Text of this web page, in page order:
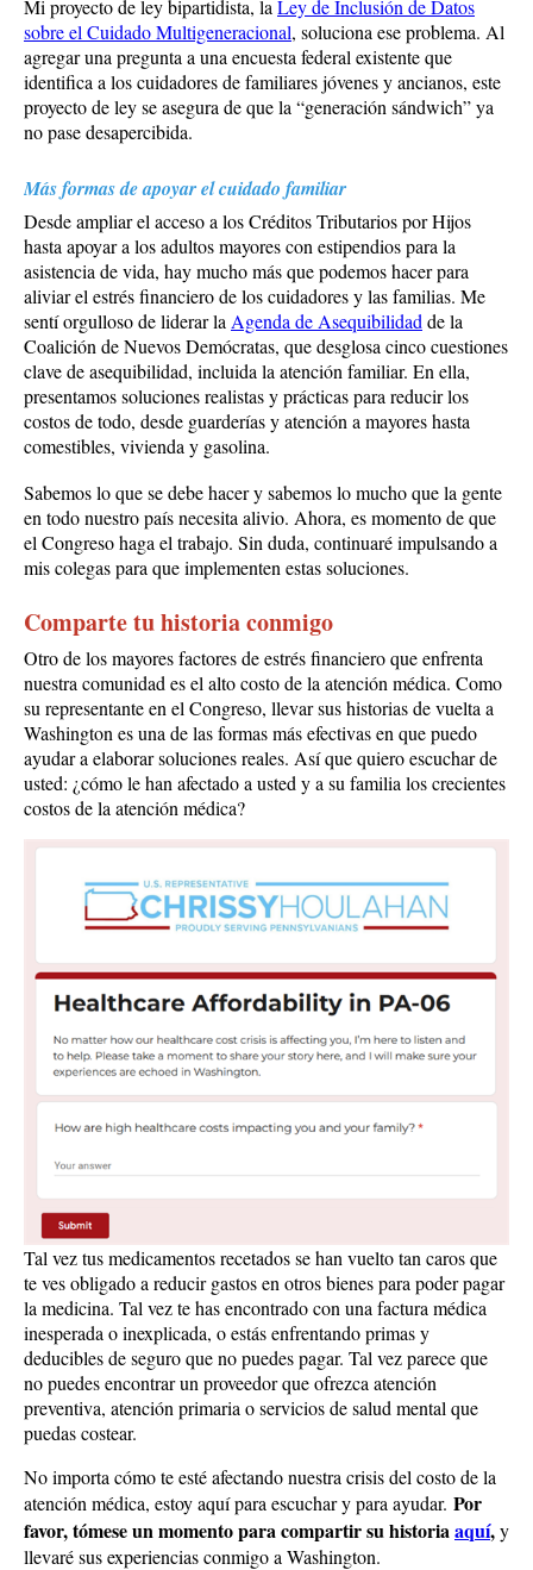
Mi proyecto de ley bipartidista, la Ley de Inclusión de Datos
sobre el Cuidado Multigeneracional, soluciona ese problema. Al
agregar una pregunta a una encuesta federal existente que
identifica a los cuidadores de familiares jóvenes y ancianos, este
proyecto de ley se asegura de que la “generación sándwich” ya
no pase desapercibida.
Más formas de apoyar el cuidado familiar
Desde ampliar el acceso a los Créditos Tributarios por Hijos
hasta apoyar a los adultos mayores con estipendios para la
asistencia de vida, hay mucho más que podemos hacer para
aliviar el estrés financiero de los cuidadores y las familias. Me
sentí orgulloso de liderar la Agenda de Asequibilidad de la
Coalición de Nuevos Demócratas, que desglosa cinco cuestiones
clave de asequibilidad, incluida la atención familiar. En ella,
presentamos soluciones realistas y prácticas para reducir los
costos de todo, desde guarderías y atención a mayores hasta
comestibles, vivienda y gasolina.
Sabemos lo que se debe hacer y sabemos lo mucho que la gente
en todo nuestro país necesita alivio. Ahora, es momento de que
el Congreso haga el trabajo. Sin duda, continuaré impulsando a
mis colegas para que implementen estas soluciones.
Comparte tu historia conmigo
Otro de los mayores factores de estrés financiero que enfrenta
nuestra comunidad es el alto costo de la atención médica. Como
su representante en el Congreso, llevar sus historias de vuelta a
Washington es una de las formas más efectivas en que puedo
ayudar a elaborar soluciones reales. Así que quiero escuchar de
usted: ¿cómo le han afectado a usted y a su familia los crecientes
costos de la atención médica?
Tal vez tus medicamentos recetados se han vuelto tan caros que
te ves obligado a reducir gastos en otros bienes para poder pagar
la medicina. Tal vez te has encontrado con una factura médica
inesperada o inexplicada, o estás enfrentando primas y
deducibles de seguro que no puedes pagar. Tal vez parece que
no puedes encontrar un proveedor que ofrezca atención
preventiva, atención primaria o servicios de salud mental que
puedas costear.
No importa cómo te esté afectando nuestra crisis del costo de la
atención médica, estoy aquí para escuchar y para ayudar. Por
favor, tómese un momento para compartir su historiaaquí,y
llevaré sus experiencias conmigo a Washington.